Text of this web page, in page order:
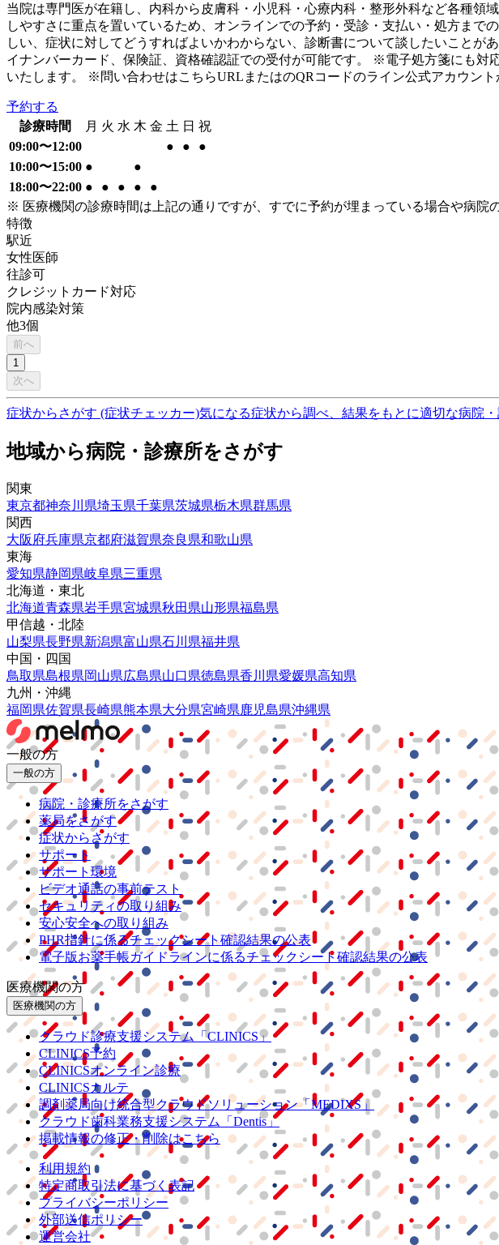
当院は専門医が在籍し、内科から皮膚科・小児科・心療内科・整形外科など各種
しやすさに重点を置いているため、オンラインでの予約・受診・支払い・処方ま
しい、症状に対してどうすればよいかわからない、診断書について談したいこと
イナンバーカード、保険証、資格確認証での受付が可能です。 ※電子処方箋にも
いたします。 ※問い合わせはこちらURLまたはのQRコードのライン公式アカウント
予約する
診療時間
月 火 水 木 金 土 日 祝
09:00〜12:00
● ●
●
10:00〜15:00 ●
●
18:00〜22:00 ● ● ● ●
●
※ 医療機関の診療時間は上記の通りですが、すでに予約が埋まっている場合や病
特徴
駅近
女性医師
往診可
クレジットカード対応
院内感染対策
他3個
前へ
1
次へ
症状からさがす (症状チェッカー)気になる症状から調べ、結果をもとに適切な病院
地域から病院・診療所をさがす
関東
東京都神奈川県埼玉県千葉県茨城県栃木県群馬県
関西
大阪府兵庫県京都府滋賀県奈良県和歌山県
東海
愛知県静岡県岐阜県三重県
北海道・東北
北海道青森県岩手県宮城県秋田県山形県福島県
甲信越・北陸
山梨県長野県新潟県富山県石川県福井県
中国・四国
鳥取県島根県岡山県広島県山口県徳島県香川県愛媛県高知県
九州・沖縄
福岡県佐賀県長崎県熊本県大分県宮崎県鹿児島県沖縄県
一般の方
一般の方
病院・診療所をさがす
薬局をさがす
症状からさがす
サポート
サポート環境
ビデオ通話の事前テスト
セキュリティの取り組み
安心安全への取り組み
PHR指針に係るチェックシート確認結果の公表
電子版お薬手帳ガイドラインに係るチェックシート確認結果の公表
医療機関の方
医療機関の方
クラウド診療支援システム
「CLINICS」
CLINICS予約
CLINICSオンライン診療
CLINICSカルテ
調剤薬局向け統合型クラウドソリューション「MEDIXS」
クラウド歯科業務支援システム
「Dentis」
掲載情報の修正・削除はこちら
利用規約
特定商取引法に基づく表記
プライバシーポリシー
外部送信ポリシー
運営会社